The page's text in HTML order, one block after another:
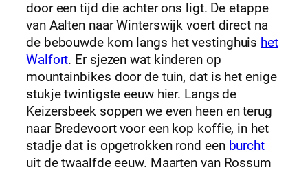
door een tijd die achter ons ligt. De etappe
van Aalten naar Winterswijk voert direct na
de bebouwde kom langs het vestinghuis het
Walfort. Er sjezen wat kinderen op
mountainbikes door de tuin, dat is het enige
stukje twintigste eeuw hier. Langs de
Keizersbeek soppen we even heen en terug
naar Bredevoort voor een kop koffie, in het
stadje dat is opgetrokken rond een burcht
uit de twaalfde eeuw. Maarten van Rossum